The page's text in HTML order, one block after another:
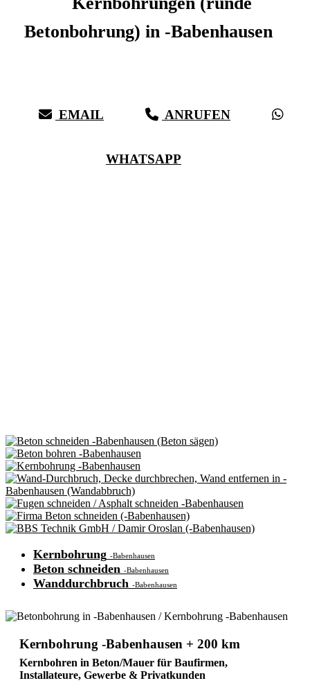
Betonbohrung) in -Babenhausen
EMAIL ANRUFEN
WHATSAPP
Kernbohrung -Babenhausen
Beton schneiden -Babenhausen
Wanddurchbruch -Babenhausen
Kernbohrung -Babenhausen + 200 km
Kernbohren in Beton/Mauer für Baufirmen,
Installateure, Gewerbe & Privatkunden